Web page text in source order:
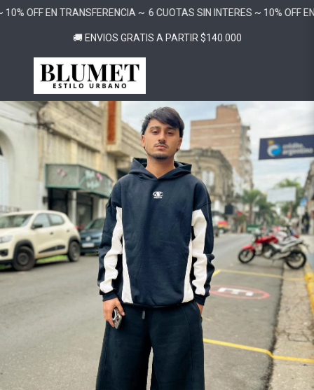
OFF EN TRANSFERENCIA ~ 6 CUOTAS SIN INTERES ~ 10% OFF EN
🚚 ENVIOS GRATIS A PARTIR $140.000